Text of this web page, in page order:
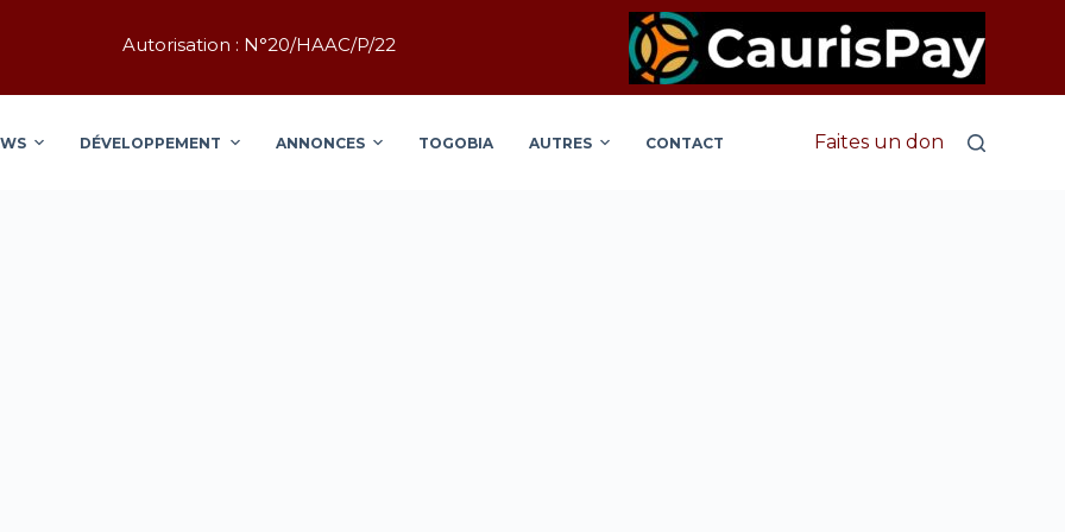
Autorisation : N°20/HAAC/P/22
DÉVELOPPEMENT ANNONCES TOGOBIA AUTRES CONTACT Faites un don